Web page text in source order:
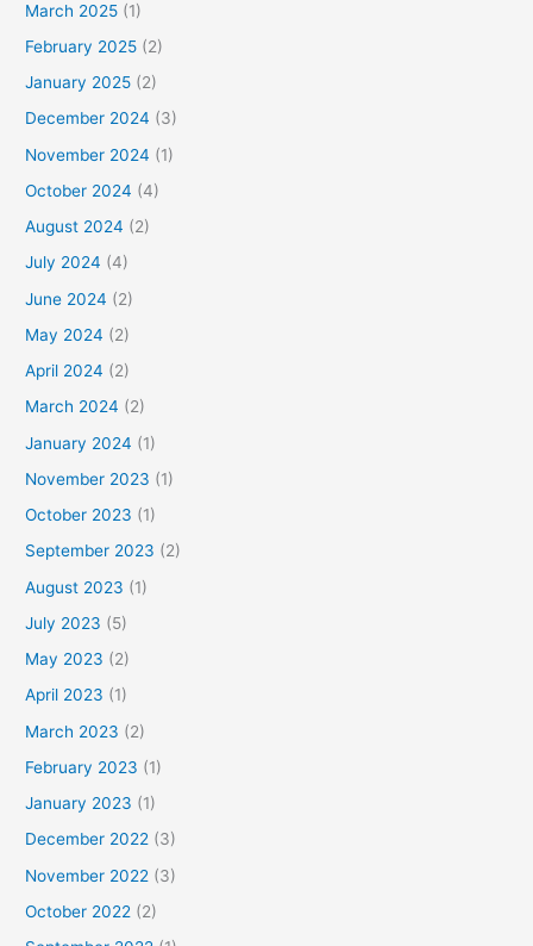
March 2025 (1)
February 2025 (2)
January 2025 (2)
December 2024 (3)
November 2024 (1)
October 2024 (4)
August 2024 (2)
July 2024 (4)
June 2024 (2)
May 2024 (2)
April 2024 (2)
March 2024 (2)
January 2024 (1)
November 2023 (1)
October 2023 (1)
September 2023 (2)
August 2023 (1)
July 2023 (5)
May 2023 (2)
April 2023 (1)
March 2023 (2)
February 2023 (1)
January 2023 (1)
December 2022 (3)
November 2022 (3)
October 2022 (2)